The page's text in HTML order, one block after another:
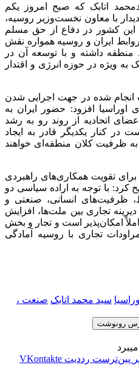
اتابک که صبح امروز یکم
با معاون نخست‌وزیر روسیه،
این کشور در دفاع از حق مسلم
ایران و روسیه همواره نقش
منطقه داشته و با توسعه آن در
به ویژه در حوزه انرژی و اقتدار
انجام شده در جهت اجرایی شدن
اوراسیا افزود: حضور ایران به
اتحادیه از روند رو به رشد
کنار یکدیگر قادر به ایجاد
ظرفیت کلان منطقه‌ای خواهند
تقویت همکاری‌های راهبردی
با توجه به اراده سیاسی دو
ظرفیت‌های انسانی، صنعتی و
تجاری بین ملت‌ها، افزایش
امکان‌پذیر است و تجار و بخش
تجاری با روسیه آمادگی
سید محمد اتابک صنعت ،
رونوشت
‫پین‌ترست ‫رددیت ‫VKontakte